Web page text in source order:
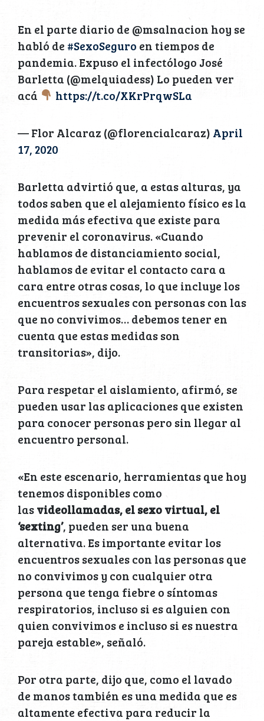
En el parte diario de @msalnacion hoy se
habló de #SexoSeguro en tiempos de
pandemia. Expuso el infectólogo José
Barletta (@melquiadess) Lo pueden ver
acá
https://t.co/XKrPrqwSLa
— Flor Alcaraz (@florencialcaraz) April
17, 2020
Barletta advirtió que, a estas alturas, ya
todos saben que el alejamiento físico es la
medida más efectiva que existe para
prevenir el coronavirus. «Cuando
hablamos de distanciamiento social,
hablamos de evitar el contacto cara a
cara entre otras cosas, lo que incluye los
encuentros sexuales con personas con las
que no convivimos… debemos tener en
cuenta que estas medidas son
transitorias», dijo.
Para respetar el aislamiento, afirmó, se
pueden usar las aplicaciones que existen
para conocer personas pero sin llegar al
encuentro personal.
«En este escenario, herramientas que hoy
tenemos disponibles como
lasvideollamadas, el sexo virtual, el
‘sexting’, pueden ser una buena
alternativa. Es importante evitar los
encuentros sexuales con las personas que
no convivimos y con cualquier otra
persona que tenga fiebre o síntomas
respiratorios, incluso si es alguien con
quien convivimos e incluso si es nuestra
pareja estable», señaló.
Por otra parte, dijo que, como el lavado
de manos también es una medida que es
altamente efectiva para reducir la